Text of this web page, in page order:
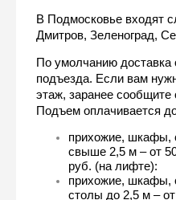
В Подмосковье входят
Дмитров, Зеленоград,
По умолчанию доставка
подъезда. Если вам
этаж, заранее
Подъем оплачивается
прихожие, шкафы,
свыше 2,5 м – от
руб. (на лифте):
прихожие, шкафы,
столы до 2,5 м –